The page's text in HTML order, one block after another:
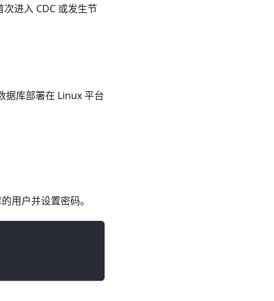
进入 CDC 或发生节
据库部署在 Linux 平台
用户并设置密码。